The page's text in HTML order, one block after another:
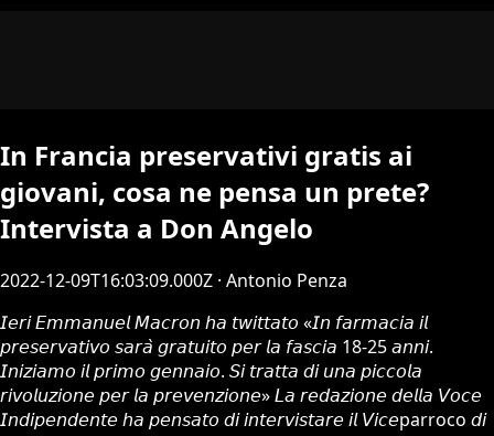
In Francia preservativi gratis ai
giovani, cosa ne pensa un prete?
Intervista a Don Angelo
2022-12-09T16:03:09.000Z · Antonio Penza
𝘐𝘦𝘳𝘪 𝘌𝘮𝘮𝘢𝘯𝘶𝘦𝘭 𝘔𝘢𝘤𝘳𝘰𝘯 𝘩𝘢 𝘵𝘸𝘪𝘵𝘵𝘢𝘵𝘰 «𝘐𝘯 𝘧𝘢𝘳𝘮𝘢𝘤𝘪𝘢 𝘪𝘭
𝘱𝘳𝘦𝘴𝘦𝘳𝘷𝘢𝘵𝘪𝘷𝘰 𝘴𝘢𝘳𝘢̀ 𝘨𝘳𝘢𝘵𝘶𝘪𝘵𝘰 𝘱𝘦𝘳 𝘭𝘢 𝘧𝘢𝘴𝘤𝘪𝘢 18-25 𝘢𝘯𝘯𝘪.
𝘐𝘯𝘪𝘻𝘪𝘢𝘮𝘰 𝘪𝘭 𝘱𝘳𝘪𝘮𝘰 𝘨𝘦𝘯𝘯𝘢𝘪𝘰. 𝘚𝘪 𝘵𝘳𝘢𝘵𝘵𝘢 𝘥𝘪 𝘶𝘯𝘢 𝘱𝘪𝘤𝘤𝘰𝘭𝘢
𝘳𝘪𝘷𝘰𝘭𝘶𝘻𝘪𝘰𝘯𝘦 𝘱𝘦𝘳 𝘭𝘢 𝘱𝘳𝘦𝘷𝘦𝘯𝘻𝘪𝘰𝘯𝘦» 𝘓𝘢 𝘳𝘦𝘥𝘢𝘻𝘪𝘰𝘯𝘦 𝘥𝘦𝘭𝘭𝘢 𝘝𝘰𝘤𝘦
𝘐𝘯𝘥𝘪𝘱𝘦𝘯𝘥𝘦𝘯𝘵𝘦 𝘩𝘢 𝘱𝘦𝘯𝘴𝘢𝘵𝘰 𝘥𝘪 𝘪𝘯𝘵𝘦𝘳𝘷𝘪𝘴𝘵𝘢𝘳𝘦 𝘪𝘭 𝘝𝘪𝘤𝘦parroco 𝘥𝘪